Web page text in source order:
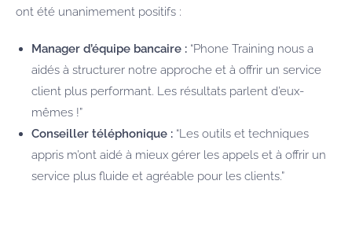
ont été unanimement positifs :
Manager d’équipe bancaire : “Phone Training nous a
aidés à structurer notre approche et à offrir un service
client plus performant. Les résultats parlent d’eux-
mêmes !”
Conseiller téléphonique : “Les outils et techniques
appris m’ont aidé à mieux gérer les appels et à offrir un
service plus fluide et agréable pour les clients.”